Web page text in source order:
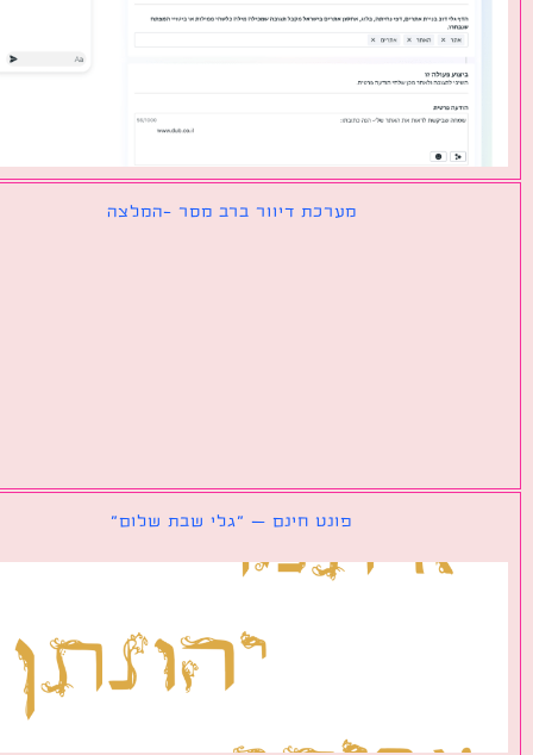
מערכת דיוור ברב מסר -המלצה
פונט חינם – ״גלי שבת שלום״